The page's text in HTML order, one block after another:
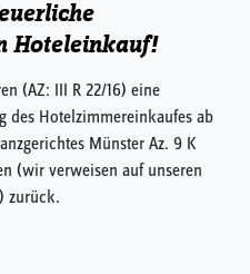
Hoteleinkauf!
(AZ: III R 22/16) eine
des Hotelzimmereinkaufes ab
Münster Az. 9 K
(wir verweisen auf unseren
zurück.